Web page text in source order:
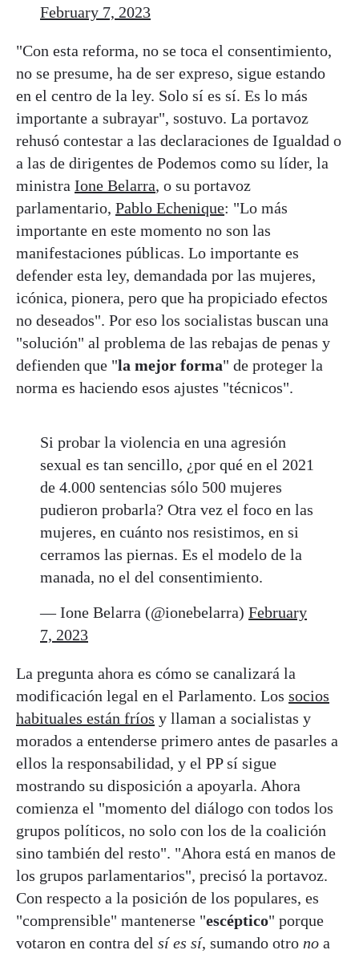
February 7, 2023
"Con esta reforma, no se toca el consentimiento,
no se presume, ha de ser expreso, sigue estando
en el centro de la ley. Solo sí es sí. Es lo más
importante a subrayar", sostuvo. La portavoz
rehusó contestar a las declaraciones de Igualdad o
a las de dirigentes de Podemos como su líder, la
ministra Ione Belarra, o su portavoz
parlamentario, Pablo Echenique: "Lo más
importante en este momento no son las
manifestaciones públicas. Lo importante es
defender esta ley, demandada por las mujeres,
icónica, pionera, pero que ha propiciado efectos
no deseados". Por eso los socialistas buscan una
"solución" al problema de las rebajas de penas y
defienden que "la mejor forma" de proteger la
norma es haciendo esos ajustes "técnicos".
Si probar la violencia en una agresión
sexual es tan sencillo, ¿por qué en el 2021
de 4.000 sentencias sólo 500 mujeres
pudieron probarla? Otra vez el foco en las
mujeres, en cuánto nos resistimos, en si
cerramos las piernas. Es el modelo de la
manada, no el del consentimiento.
— Ione Belarra (@ionebelarra) February
7, 2023
La pregunta ahora es cómo se canalizará la
modificación legal en el Parlamento. Los socios
habituales están fríos y llaman a socialistas y
morados a entenderse primero antes de pasarles a
ellos la responsabilidad, y el PP sí sigue
mostrando su disposición a apoyarla. Ahora
comienza el "momento del diálogo con todos los
grupos políticos, no solo con los de la coalición
sino también del resto". "Ahora está en manos de
los grupos parlamentarios", precisó la portavoz.
Con respecto a la posición de los populares, es
"comprensible" mantenerse "escéptico" porque
votaron en contra del sí es sí, sumando otro no a